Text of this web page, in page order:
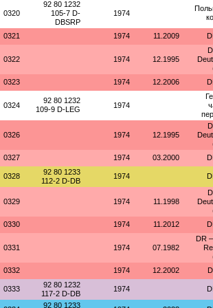
0320
92 80 1232
105-7 D-
DBSRP
1974
0321 1974 11.2009
0322 1974 12.1995
0323 1974 12.2006
0324
92 80 1232
109-9 D-LEG
1974
0326 1974 12.1995
0327 1974 03.2000
0328
92 80 1233
112-2 D-DB
1974
0329 1974 11.1998
0330 1974 11.2012
0331 1974 07.1982
DR
0332 1974 12.2002
0333
92 80 1232
117-2 D-DB
1974
92 80 1233